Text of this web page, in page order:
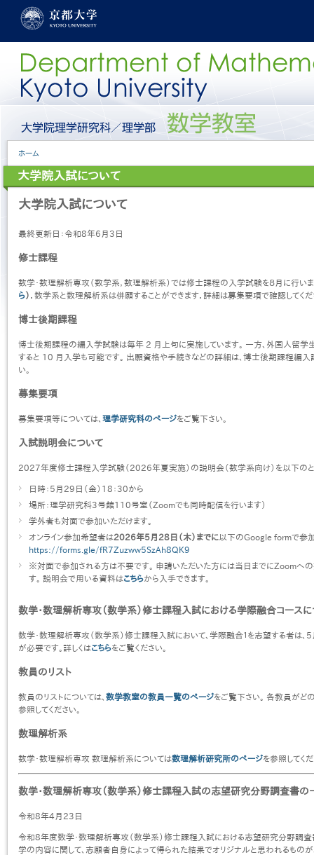
コ
に
ー
ル
ニ
［日
語］
パ
ン
く
ず
ホーム
大学院入試について
大学院入試について
最終更新日：令和8年6月3日
修士課程
数学・数理解析専攻（数学系，数理解析系）では修士課程の入学試験を８月に行い
ら） ．数学系と数理解析系は併願することができます．詳細は募集要項で確認してくだ
博士後期課程
博士後期課程の編入学試験は毎年 2 月上旬に実施しています。 一方、外国人留学
すると 10 月入学も可能です。 出願資格や手続きなどの詳細は、博士後期課程編入
い。
募集要項
募集要項等については、 理学研究科のページをご覧下さい。
入試説明会について
2027年度修士課程入学試験（2026年夏実施）の説明会（数学系向け）を以下のと
日時：5月29日（金）18：30から
場所：理学研究科3号館110号室（Zoomでも同時配信を行います）
学外者も対面で参加いただけます。
オンライン参加希望者は2026年5月28日（木）までに 以下のGoogle formで参加
https://forms.gle/fR7Zuzww5SzAh8QK9
※対面で参加される方は不要です。 申請いただいた方には当日までにZoomへの
す。 説明会で用いる資料はこちらから入手できます。
数学・数理解析専攻（数学系）修士課程入試における学際融合コースに
数学・数理解析専攻（数学系）修士課程入試において、学際融合１を志望する者は
が必要です。詳しくはこちらをご覧ください。
教員のリスト
教員のリストについては、 数学教室の教員一覧のページをご覧下さい。 各教員がど
参照してください。
数理解析系
数学・数理解析専攻 数理解析系については数理解析研究所のページを参照してくだ
数学・数理解析専攻（数学系）修士課程入試の志望研究分野調査書の
令和8年4月23日
令和8年度数学・数理解析専攻（数学系）修士課程入試における志望研究分野調査書
学の内容に関して、志願者自身によって得られた結果でオリジナルと思われるもの